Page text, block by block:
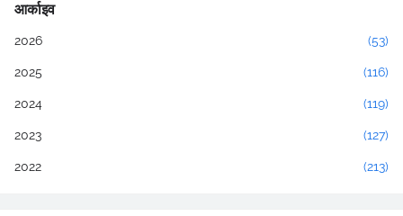
आर्काइव
2026 (53)
2025 (116)
2024 (119)
2023 (127)
2022 (213)